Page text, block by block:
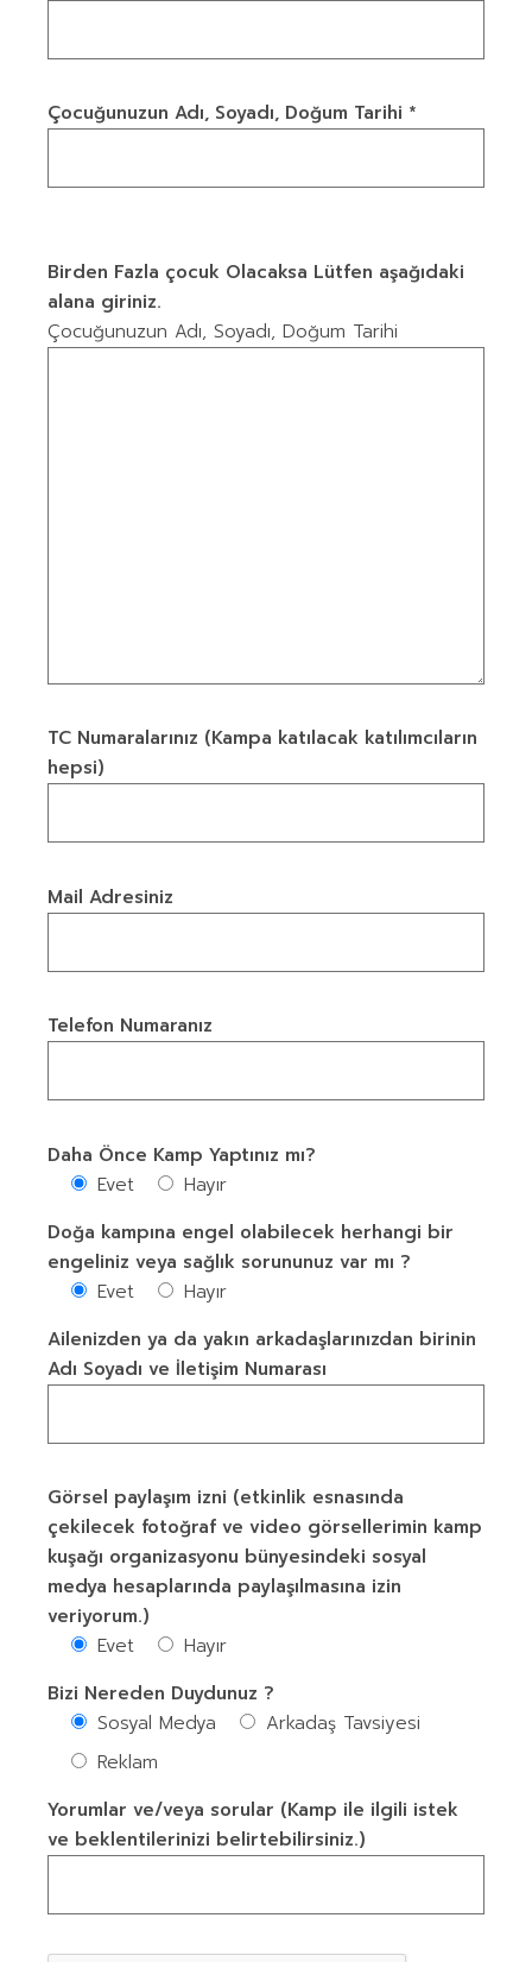
Çocuğunuzun Adı, Soyadı, Doğum Tarihi *
Birden Fazla çocuk Olacaksa Lütfen aşağıdaki
alana giriniz.
Çocuğunuzun Adı, Soyadı, Doğum Tarihi
TC Numaralarınız (Kampa katılacak katılımcıların
hepsi)
Mail Adresiniz
Telefon Numaranız
Daha Önce Kamp Yaptınız mı?
Evet
Hayır
Doğa kampına engel olabilecek herhangi bir
engeliniz veya sağlık sorununuz var mı ?
Evet
Hayır
Ailenizden ya da yakın arkadaşlarınızdan birinin
Adı Soyadı ve İletişim Numarası
Görsel paylaşım izni (etkinlik esnasında
çekilecek fotoğraf ve video görsellerimin kamp
kuşağı organizasyonu bünyesindeki sosyal
medya hesaplarında paylaşılmasına izin
veriyorum.)
Evet
Hayır
Bizi Nereden Duydunuz ?
Sosyal Medya
Arkadaş Tavsiyesi
Reklam
Yorumlar ve/veya sorular (Kamp ile ilgili istek
ve beklentilerinizi belirtebilirsiniz.)